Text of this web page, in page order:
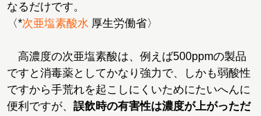
なるだけです。
〈*次亜塩素酸水 厚生労働省〉
高濃度の次亜塩素酸は、例えば500ppmの製品
ですと消毒薬としてかなり強力で、しかも弱酸性
ですから手荒れを起こしにくいためにたいへんに
便利ですが、 誤飲時の有害性は濃度が上がっただ